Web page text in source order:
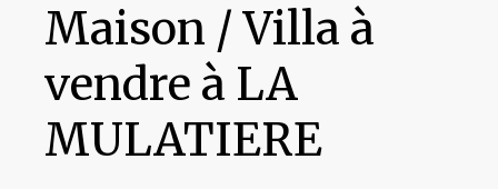
Maison / Villa à
vendre à LA
MULATIERE